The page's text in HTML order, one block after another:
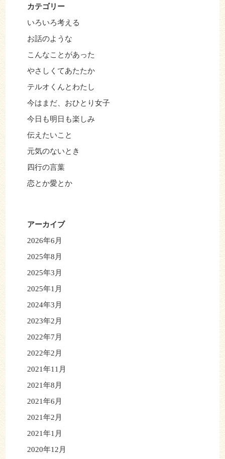
カテゴリー
いろいろ考える
お話のような
こんなことがあった
やさしくてあたたか
テルオくんとわたし
今はまだ、おひとり女子
今日も明日も楽しみ
伝えたいこと
元気のないとき
四行の言葉
恋とか愛とか
アーカイブ
2026年6月
2025年8月
2025年3月
2025年1月
2024年3月
2023年2月
2022年7月
2022年2月
2021年11月
2021年8月
2021年6月
2021年2月
2021年1月
2020年12月